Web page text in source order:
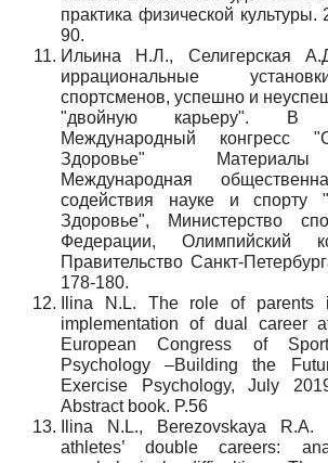
практика физической
90.
Ильина Н.Л., Селигерская
иррациональные
спортсменов, успешно и
"двойную карьеру". В
Международный конгресс
Здоровье"
Международная
содействия науке и спорту
Здоровье", Министерство
Федерации, Олимпийский
Правительство Санкт-
178-180.
Ilina N.L. The role of parents
implementation of dual career
European Congress of
Psychology –Building the
Exercise Psychology, July
Abstract book. P.56
Ilina N.L., Berezovskaya R.A.
athletes’ double careers: